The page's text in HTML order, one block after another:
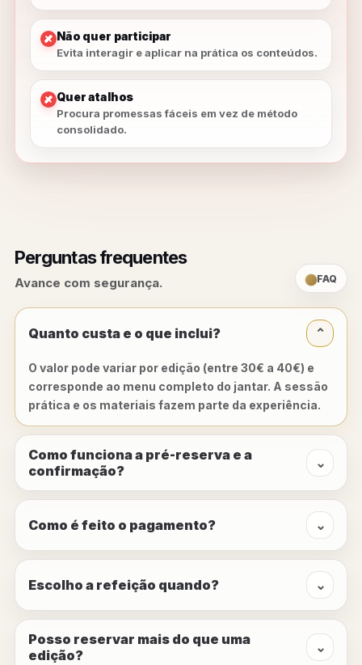
Não quer participar
Evita interagir e aplicar na prática os conteúdos.
Quer atalhos
Procura promessas fáceis em vez de método
consolidado.
Perguntas frequentes
Avance com segurança. FAQ
Quanto custa e o que inclui? ⌄
O valor pode variar por edição (entre 30€ a 40€) e
corresponde ao menu completo do jantar. A sessão
prática e os materiais fazem parte da experiência.
Como funciona a pré-reserva e a
confirmação?
⌄
Como é feito o pagamento? ⌄
Escolho a refeição quando? ⌄
Posso reservar mais do que uma
edição?
⌄